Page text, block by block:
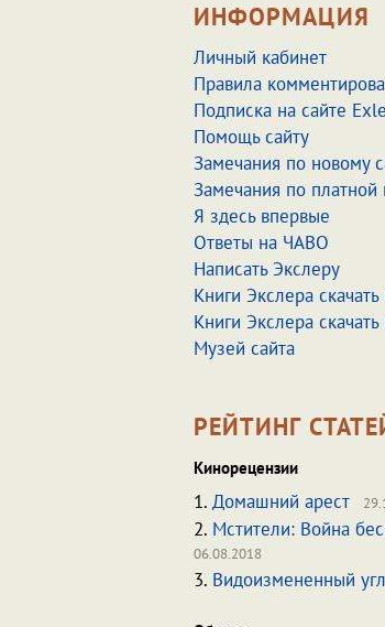
ИНФОРМАЦИЯ
Личный кабинет
Правила
Подписка на сайте
Помощь сайту
Замечания по новому
Замечания по платной
Я здесь впервые
Ответы на ЧАВО
Написать Экслеру
Книги Экслера скачать
Книги Экслера скачать
Музей сайта
РЕЙТИНГ
Кинорецензии
1. Домашний арест
2. Мстители: Война
06.08.2018
3. Видоизмененный